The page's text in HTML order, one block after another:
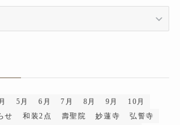
5月 6月 7月 8月 9月
10月
せ 和装2点 壽聖院 妙蓮寺
弘誓寺